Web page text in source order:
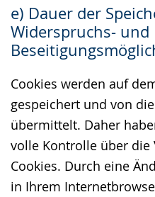
e) Dauer der
Widerspruchs- und
Cookies werden auf
gespeichert und von
übermittelt. Daher
volle Kontrolle über die
Cookies. Durch eine
in Ihrem